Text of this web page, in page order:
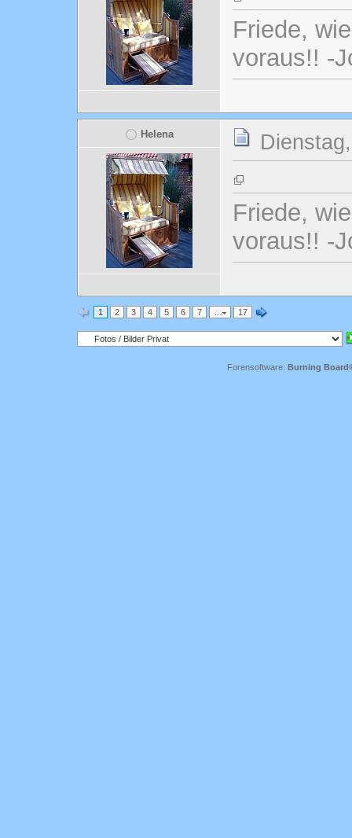
Friede,
voraus!! -
Helena
Friede,
voraus!! -
1 2 3 4 5 6 7 17
Forensoftware: Burning